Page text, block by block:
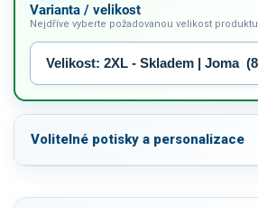
Varianta / velikost
Nejdříve vyberte požadovanou velikost produktu
Volitelné potisky a personalizace